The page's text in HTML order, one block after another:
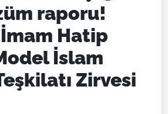
raporu!
Hatip
İslam
Zirvesi